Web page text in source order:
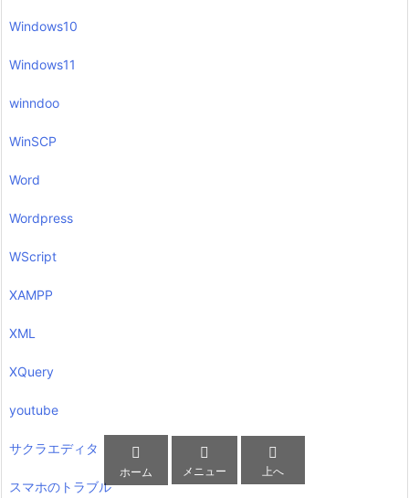
Windows10
Windows11
winndoo
WinSCP
Word
Wordpress
WScript
XAMPP
XML
XQuery
youtube
サクラエディタ
スマホのトラブル

ホーム

メニュー

上へ